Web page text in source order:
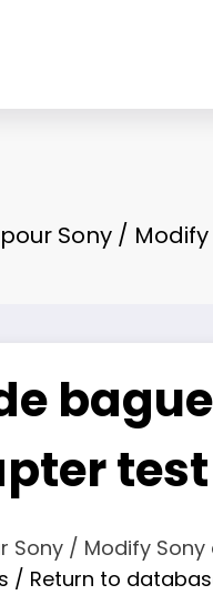
Sony /
test
/ Return to